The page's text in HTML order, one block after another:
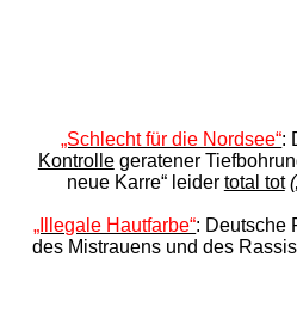
„Schlecht für die Nordsee“:
Kontrollegeratener
neue Karre“ leider total tot
„Illegale Hautfarbe“: Deutsche
des Mistrauens und des